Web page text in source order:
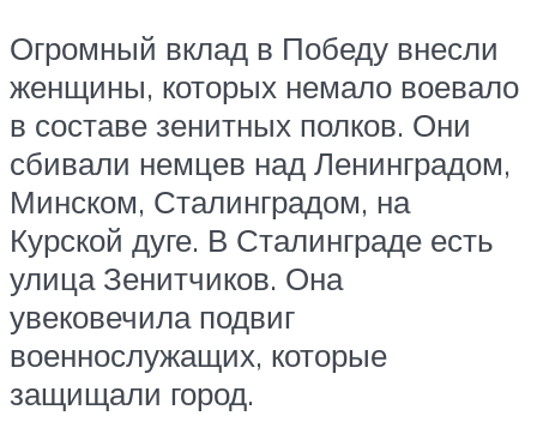
Огромный вклад в Победу внесли
женщины, которых немало воевало
в составе зенитных полков. Они
сбивали немцев над Ленинградом,
Минском, Сталинградом, на
Курской дуге. В Сталинграде есть
улица Зенитчиков. Она
увековечила подвиг
военнослужащих, которые
защищали город.